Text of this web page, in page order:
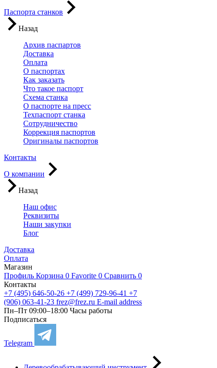
Паспорта станков
Назад
Архив паспартов
Доставка
Оплата
О паспортах
Как заказать
Что такое паспорт
Схема станка
О паспорте на пресс
Техпаспорт станка
Сотрудничество
Коррекция паспортов
Оригиналы паспортов
Контакты
О компании
Назад
Наш офис
Реквизиты
Наши закупки
Блог
Доставка
Оплата
Магазин
Профиль Корзина 0 Favorite 0 Сравнить 0
Контакты
+7 (495) 646-50-26 +7 (499) 729-96-41 +7
(906) 063-41-23 frez@frez.ru E-mail address
Пн–Пт 09:00–18:00 Часы работы
Подписаться
Telegram